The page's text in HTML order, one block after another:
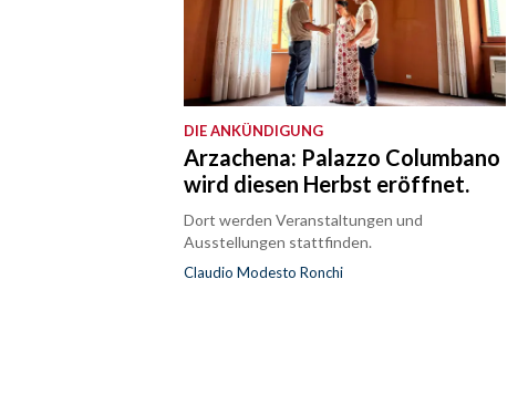
DIE ANKÜNDIGUNG
Arzachena: Palazzo Columbano
wird diesen Herbst eröffnet.
Dort werden Veranstaltungen und
Ausstellungen stattfinden.
Claudio Modesto Ronchi